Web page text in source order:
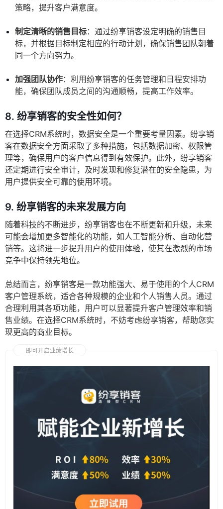
策略，提升客户满意度。
制定清晰的销售目标：通过纷享销客设定明确的销售目
标，并根据目标制定相应的行动计划，确保销售团队朝着
同一个方向努力。
加强团队协作：利用纷享销客的任务管理和日程安排功
能，确保团队成员之间的沟通顺畅，提高工作效率。
8. 纷享销客的安全性如何？
在选择CRM系统时，数据安全是一个重要考量因素。纷享销
客在数据安全方面采取了多种措施，包括数据加密、权限管
理等，确保用户的客户信息得到有效保护。此外，纷享销客
还定期进行安全审计，及时发现和修复潜在的安全隐患，为
用户提供安全可靠的使用环境。
9. 纷享销客的未来发展方向
随着科技的不断进步，纷享销客也在不断更新和升级，未来
可能会增加更多智能化的功能，如人工智能分析、自动化营
销等。这将进一步提升用户的使用体验，使其在激烈的市场
竞争中保持领先地位。
总结而言，纷享销客是一款功能强大、易于使用的个人CRM
客户管理系统，适合各种规模的企业和个人销售人员。通过
合理利用其各项功能，用户可以显著提升客户管理效率和销
售业绩。在选择CRM系统时，不妨考虑纷享销客，帮助您实
现更高的商业目标。
即可开启业绩增长